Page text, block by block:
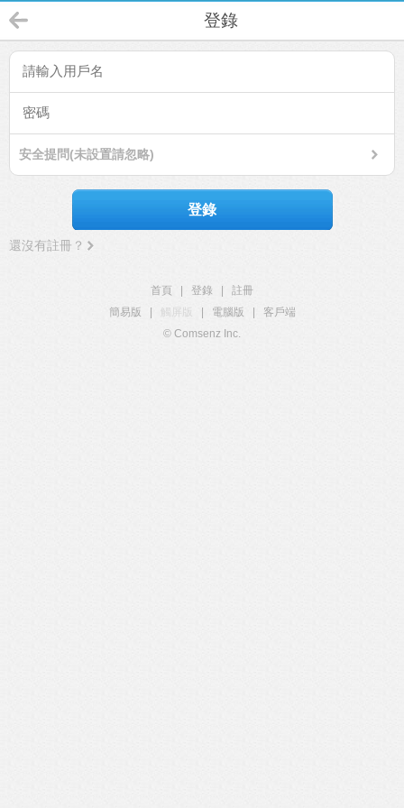
登錄
安全提問(未設置請忽略)
登錄
還沒有註冊？
首頁 登錄
註冊
簡易版
觸屏版 電腦版
客戶端
© Comsenz Inc.